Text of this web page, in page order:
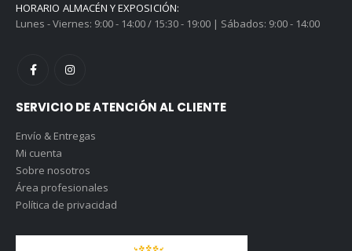
HORARIO ALMACÉN Y EXPOSICIÓN:
Lunes - Viernes: 9:00 - 14:00 / 15:30 - 19:00 | Sábados: 9:00 - 14:00
SERVICIO DE ATENCIÓN AL CLIENTE
Envío & Entregas
Mi cuenta
Sobre nosotros
Área profesionales
Política de privacidad